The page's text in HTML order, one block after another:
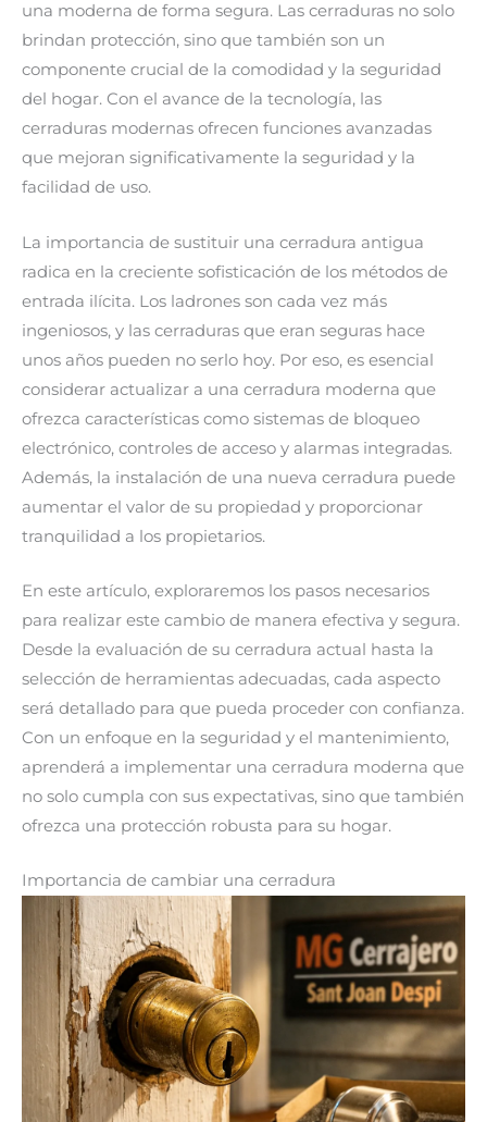
una moderna de forma segura. Las cerraduras no solo
brindan protección, sino que también son un
componente crucial de la comodidad y la seguridad
del hogar. Con el avance de la tecnología, las
cerraduras modernas ofrecen funciones avanzadas
que mejoran significativamente la seguridad y la
facilidad de uso.
La importancia de sustituir una cerradura antigua
radica en la creciente sofisticación de los métodos de
entrada ilícita. Los ladrones son cada vez más
ingeniosos, y las cerraduras que eran seguras hace
unos años pueden no serlo hoy. Por eso, es esencial
considerar actualizar a una cerradura moderna que
ofrezca características como sistemas de bloqueo
electrónico, controles de acceso y alarmas integradas.
Además, la instalación de una nueva cerradura puede
aumentar el valor de su propiedad y proporcionar
tranquilidad a los propietarios.
En este artículo, exploraremos los pasos necesarios
para realizar este cambio de manera efectiva y segura.
Desde la evaluación de su cerradura actual hasta la
selección de herramientas adecuadas, cada aspecto
será detallado para que pueda proceder con confianza.
Con un enfoque en la seguridad y el mantenimiento,
aprenderá a implementar una cerradura moderna que
no solo cumpla con sus expectativas, sino que también
ofrezca una protección robusta para su hogar.
Importancia de cambiar una cerradura